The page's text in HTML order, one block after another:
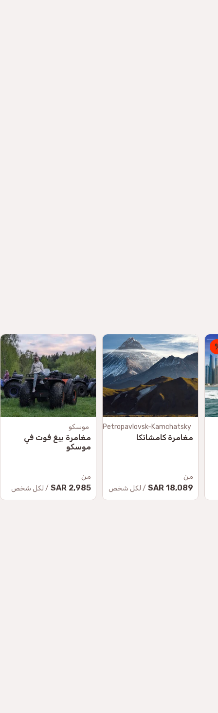
Petropavlovsk-Kamchatsky
مغامرة كامشاتكا
من
18,089 SAR / لكل شخص
موسكو
مغامرة بيغ فوت في
موسكو
من
2,985 SAR / لكل شخص